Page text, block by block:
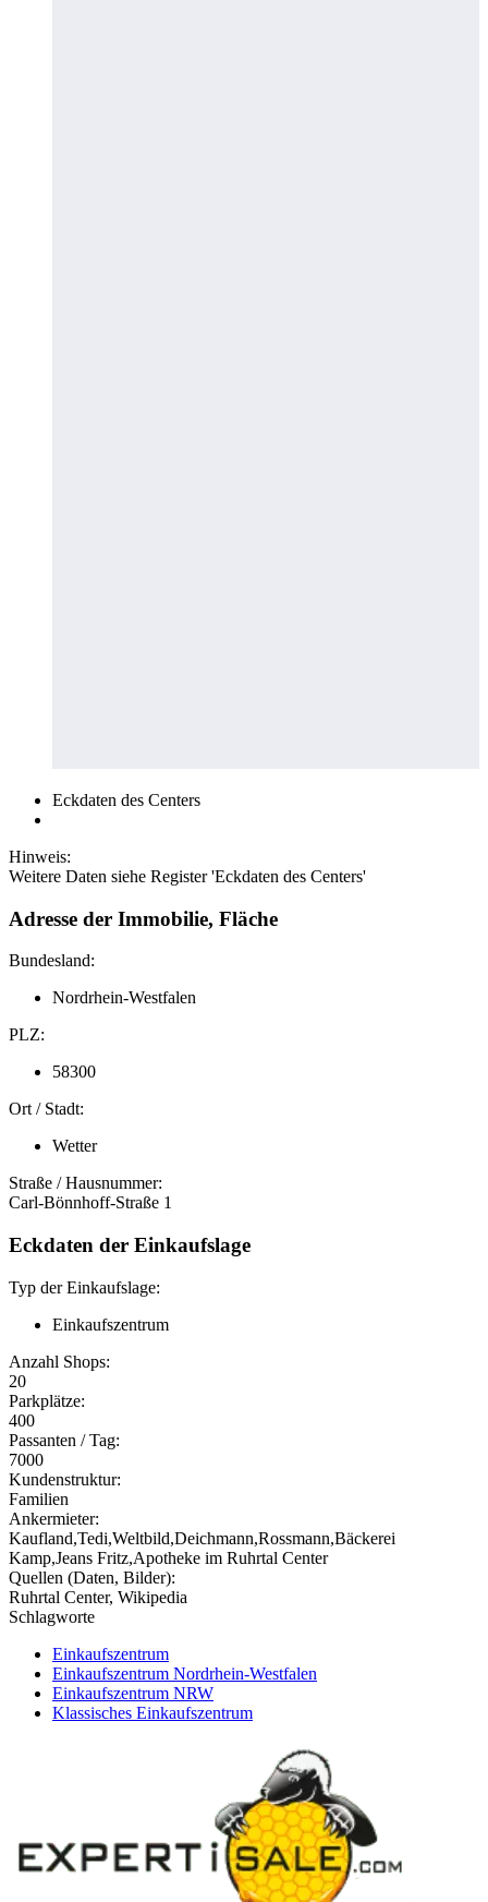
Eckdaten des Centers
Hinweis:
Weitere Daten siehe Register 'Eckdaten des Centers'
Adresse der Immobilie, Fläche
Bundesland:
Nordrhein-Westfalen
PLZ:
58300
Ort / Stadt:
Wetter
Straße / Hausnummer:
Carl-Bönnhoff-Straße 1
Eckdaten der Einkaufslage
Typ der Einkaufslage:
Einkaufszentrum
Anzahl Shops:
20
Parkplätze:
400
Passanten / Tag:
7000
Kundenstruktur:
Familien
Ankermieter:
Kaufland,Tedi,Weltbild,Deichmann,Rossmann,Bäckerei
Kamp,Jeans Fritz,Apotheke im Ruhrtal Center
Quellen (Daten, Bilder):
Ruhrtal Center, Wikipedia
Schlagworte
Einkaufszentrum
Einkaufszentrum Nordrhein-Westfalen
Einkaufszentrum NRW
Klassisches Einkaufszentrum